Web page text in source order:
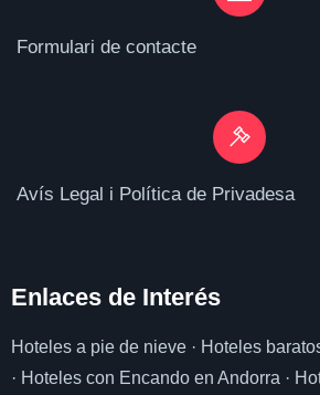
Formulari de contacte
Avís Legal i Política de Privadesa
Enlaces de Interés
Hoteles a pie de nieve · Hoteles
· Hoteles con Encando en Andorra ·